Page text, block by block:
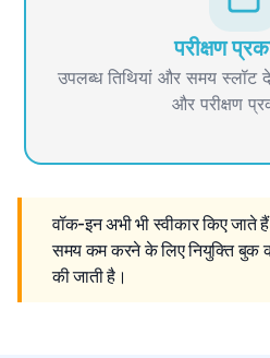
परीक्षण
उपलब्ध तिथियां और समय
और परीक्षण
वॉक-इन अभी भी स्वीकार किए जाते
समय कम करने के लिए नियुक्ति बुक
की जाती है।